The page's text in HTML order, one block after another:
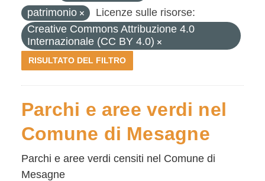
patrimonio
Licenze sulle risorse:
Creative Commons Attribuzione 4.0
Internazionale (CC BY 4.0)
RISULTATO DEL FILTRO
Parchi e aree verdi nel
Comune di Mesagne
Parchi e aree verdi censiti nel Comune di
Mesagne